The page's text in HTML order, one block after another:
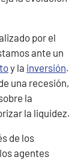
por el
ante un
y la inversión.
una recesión,
la
la liquidez.
de los
agentes